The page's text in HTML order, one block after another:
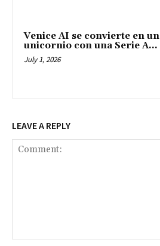
Venice AI se convierte en un
unicornio con una Serie A...
July 1, 2026
LEAVE A REPLY